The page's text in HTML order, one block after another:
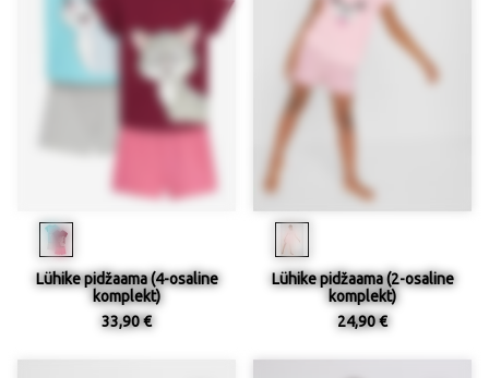
Lühike pidžaama (4-osaline
komplekt)
33,90 €
Lühike pidžaama (2-osaline
komplekt)
24,90 €